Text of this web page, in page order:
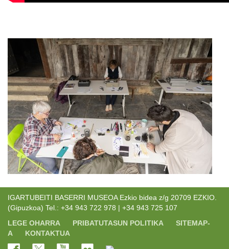
IGARTUBEITI BASERRI MUSEOA Ezkio bidea z/g 20709 EZKIO.
(Gipuzkoa) Tel.: +34 943 722 978 | +34 943 725 107
LEGE OHARRA
PRIBATUTASUN POLITIKA
SITEMAP-
A
KONTAKTUA